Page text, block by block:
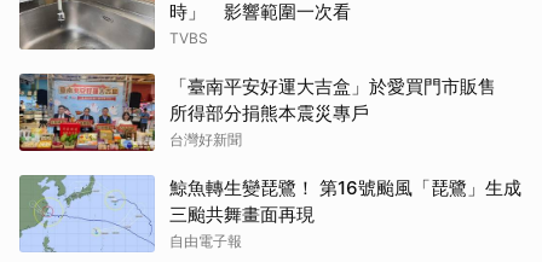
時」 影響範圍一次看
TVBS
「臺南平安好運大吉盒」於愛買門市販售
所得部分捐熊本震災專戶
台灣好新聞
鯨魚轉生變琵鷺！ 第16號颱風「琵鷺」生成
三颱共舞畫面再現
自由電子報